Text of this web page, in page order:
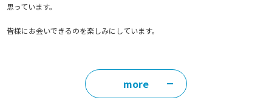
思っています。
皆様にお会いできるのを楽しみにしています。
more